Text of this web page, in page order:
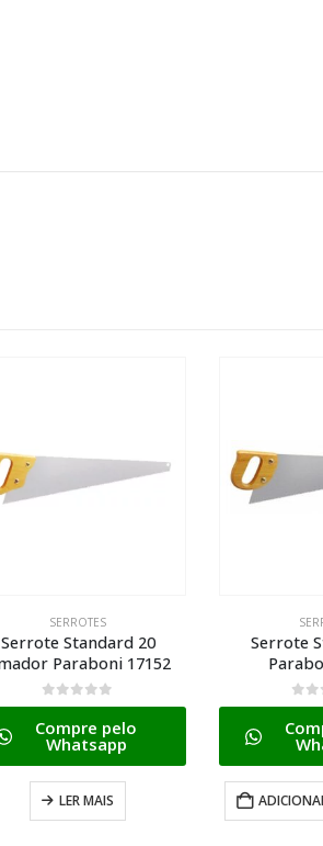
SERROTES
Serrote Standard 18
Paraboni 17442
0de 5
Compre pelo
Whatsapp
ADICIONAR AO CARRINHO
Serrote
Dente
0